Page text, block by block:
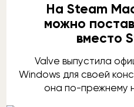
На Steam
можно
вместо
Valve выпустила
Windows для своей
она по-прежнему